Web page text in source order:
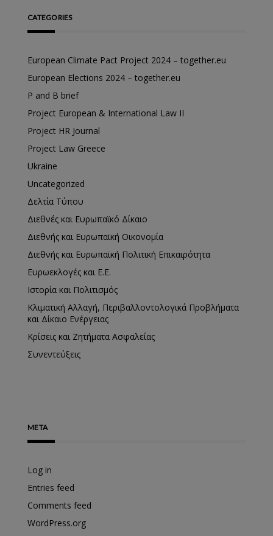
CATEGORIES
European Climate Pact Project 2024 – together.eu
European Elections 2024 – together.eu
P and B brief
Project European & International Law II
Project HR Journal
Project Law Greece
Ukraine
Uncategorized
Δελτία Τύπου
Διεθνές και Ευρωπαϊκό Δίκαιο
Διεθνής και Ευρωπαϊκή Οικονομία
Διεθνής και Ευρωπαϊκή Πολιτική Επικαιρότητα
Ευρωεκλογές και Ε.Ε.
Ιστορία και Πολιτισμός
Κλιματική Αλλαγή, Περιβαλλοντολογικά Προβλήματα
και Δίκαιο Ενέργειας
Κρίσεις και Ζητήματα Ασφαλείας
Συνεντεύξεις
META
Log in
Entries feed
Comments feed
WordPress.org